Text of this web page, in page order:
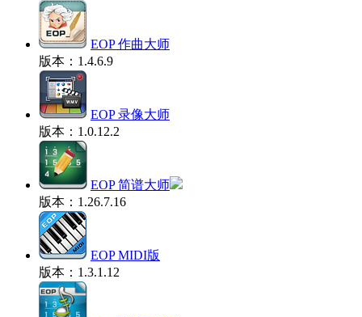
EOP 作曲大师
版本：1.4.6.9
EOP 录像大师
版本：1.0.12.2
EOP 简谱大师
版本：1.26.7.16
EOP MIDI版
版本：1.3.1.12